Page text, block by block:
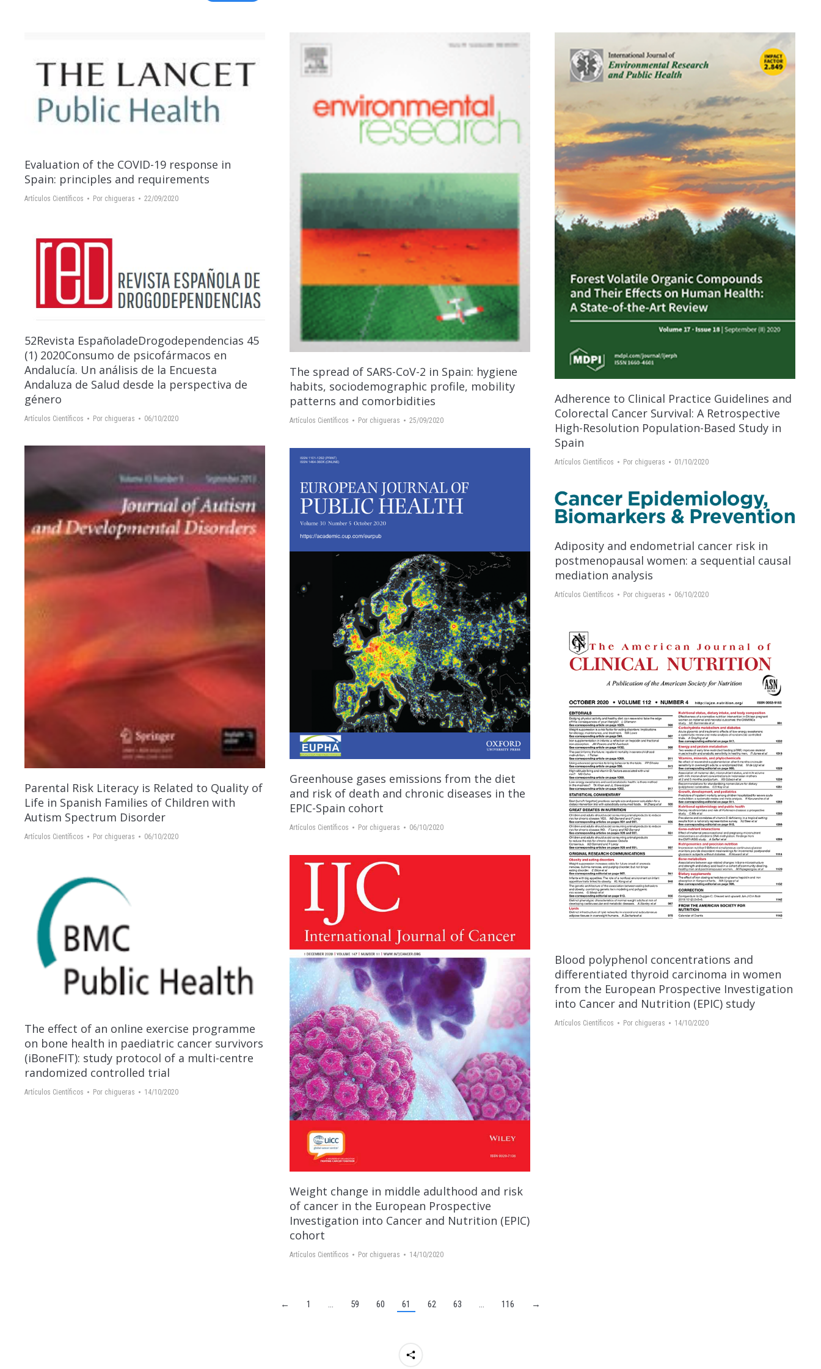
Evaluation of the COVID-19 response in
Spain: principles and requirements
Artículos Científicos Por chigueras 22/09/2020
The spread of SARS-CoV-2 in Spain: hygiene
habits, sociodemographic profile, mobility
patterns and comorbidities
Artículos Científicos Por chigueras 25/09/2020
Adherence to Clinical Practice Guidelines and
Colorectal Cancer Survival: A Retrospective
High-Resolution Population-Based Study in
Spain
Artículos Científicos Por chigueras 01/10/2020
52Revista EspañoladeDrogodependencias 45
(1) 2020Consumo de psicofármacos en
Andalucía. Un análisis de la Encuesta
Andaluza de Salud desde la perspectiva de
género
Artículos Científicos Por chigueras 06/10/2020
Parental Risk Literacy is Related to Quality of
Life in Spanish Families of Children with
Autism Spectrum Disorder
Artículos Científicos Por chigueras 06/10/2020
Greenhouse gases emissions from the diet
and risk of death and chronic diseases in the
EPIC-Spain cohort
Artículos Científicos Por chigueras 06/10/2020
Adiposity and endometrial cancer risk in
postmenopausal women: a sequential causal
mediation analysis
Artículos Científicos Por chigueras 06/10/2020
Blood polyphenol concentrations and
differentiated thyroid carcinoma in women
from the European Prospective Investigation
into Cancer and Nutrition (EPIC) study
Artículos Científicos Por chigueras 14/10/2020
Weight change in middle adulthood and risk
of cancer in the European Prospective
Investigation into Cancer and Nutrition (EPIC)
cohort
Artículos Científicos Por chigueras 14/10/2020
The effect of an online exercise programme
on bone health in paediatric cancer survivors
(iBoneFIT): study protocol of a multi-centre
randomized controlled trial
Artículos Científicos Por chigueras 14/10/2020
← 1 … 59 60 61 62 63 … 116 →